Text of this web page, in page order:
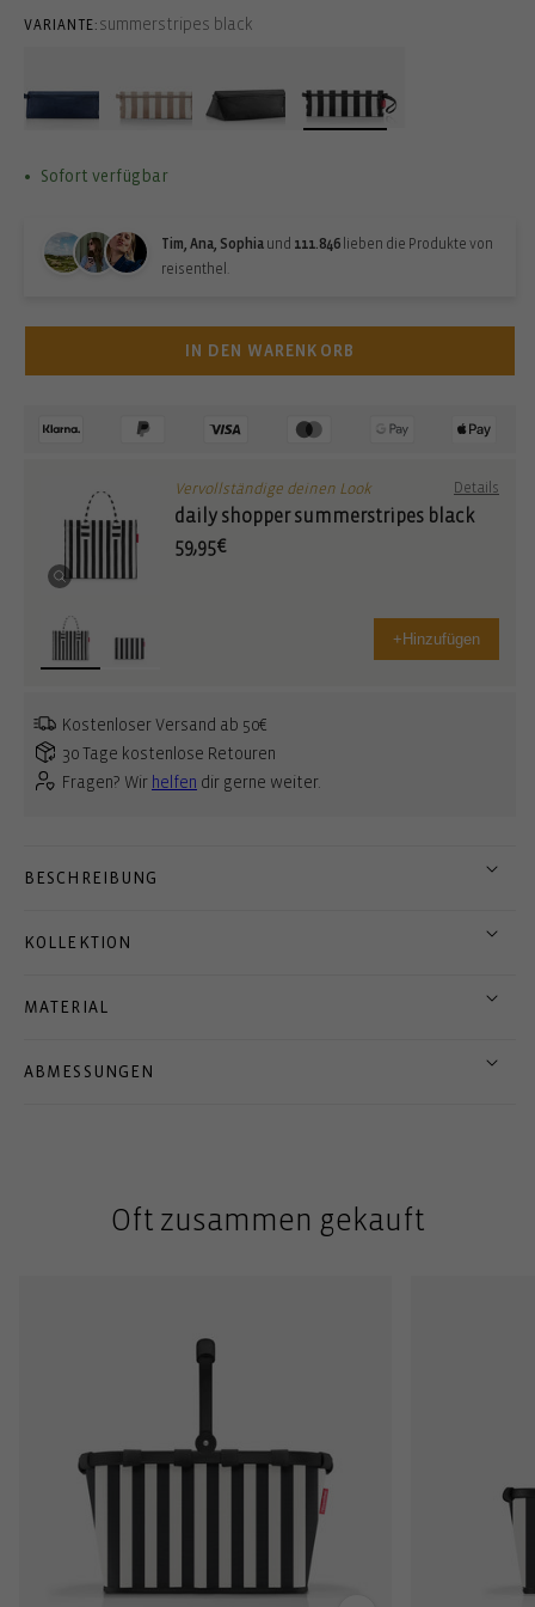
VARIANTE: summerstripes black
Sofort verfügbar
Tim, Ana, Sophia und 111.846 lieben die Produkte von
reisenthel.
IN DEN WARENKORB
Vervollständige deinen Look Details
daily shopper summerstripes black
59,95€
+ Hinzufügen
Kostenloser Versand ab 50€
30 Tage kostenlose Retouren
Fragen? Wir helfen dir gerne weiter.
BESCHREIBUNG
KOLLEKTION
MATERIAL
ABMESSUNGEN
Oft zusammen gekauft